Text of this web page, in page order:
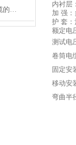
如何正确测试屏蔽控制电缆的性能和质量？
内衬层
加 强：
护 套：
额定电
测试电
卷筒电
固定安
移动安
弯曲半